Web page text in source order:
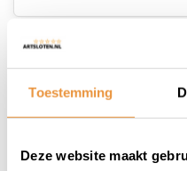
Toestemming
Deze website maakt